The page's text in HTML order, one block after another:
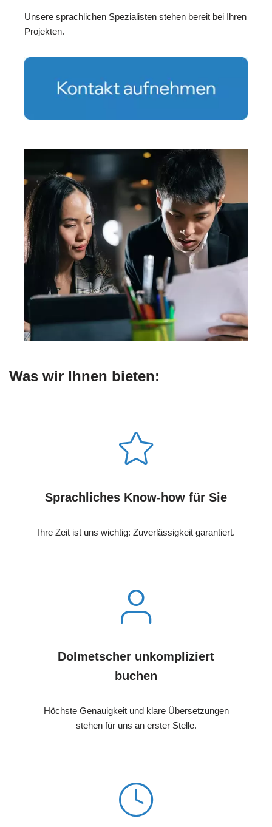
Unsere sprachlichen Spezialisten stehen bereit bei Ihren
Projekten.
Was wir Ihnen bieten:
Sprachliches Know-how für Sie
Ihre Zeit ist uns wichtig: Zuverlässigkeit garantiert.
Dolmetscher unkompliziert
buchen
Höchste Genauigkeit und klare Übersetzungen
stehen für uns an erster Stelle.